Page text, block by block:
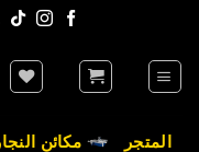
المتجر مكائن